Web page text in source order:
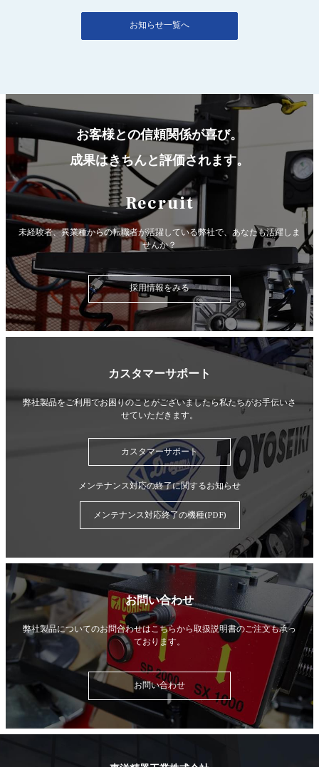
お知らせ一覧へ
お客様との信頼関係が喜び。
成果はきちんと評価されます。
Recruit
未経験者、異業種からの転職者が活躍している弊社で、 あなたも活躍しま
せんか？
採用情報をみる
カスタマーサポート
弊社製品をご利用でお困りのことがございましたら私たちがお手伝いさ
せていただきます。
カスタマーサポート
メンテナンス対応の終了に関するお知らせ
メンテナンス対応終了の機種(PDF)
お問い合わせ
弊社製品についてのお問合わせはこちらから取扱説明書のご注文も承っ
ております。
お問い合わせ